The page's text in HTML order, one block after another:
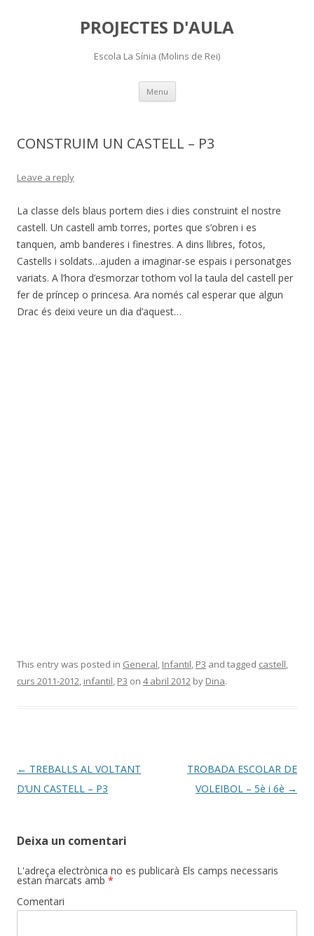
PROJECTES D'AULA
Escola La Sínia (Molins de Rei)
Menu Skip
content
CONSTRUIM UN CASTELL – P3
Leave a reply
La classe dels blaus portem dies i dies construint el nostre
castell. Un castell amb torres, portes que s’obren i es
tanquen, amb banderes i finestres. A dins llibres, fotos,
Castells i soldats…ajuden a imaginar-se espais i personatges
variats. A l’hora d’esmorzar tothom vol la taula del castell per
fer de príncep o princesa. Ara només cal esperar que algun
Drac és deixi veure un dia d’aquest…
This entry was posted in General, Infantil, P3 and tagged castell,
curs 2011-2012, infantil, P3 on 4 abril 2012 by Dina.
Post
navigation
← TREBALLS AL VOLTANT
D’UN CASTELL – P3
TROBADA ESCOLAR DE
VOLEIBOL – 5è i 6è →
Deixa un comentari
L'adreça electrònica no es publicarà Els camps necessaris
estan marcats amb *
Comentari